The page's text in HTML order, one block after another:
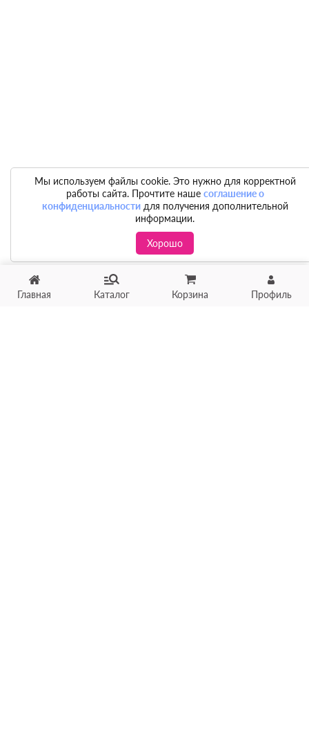
Главная Каталог Корзина Профиль
Мы используем файлы cookie. Это нужно для корректной
работы сайта. Прочтите наше соглашение о
конфиденциальностидля получения дополнительной
информации.
Хорошо